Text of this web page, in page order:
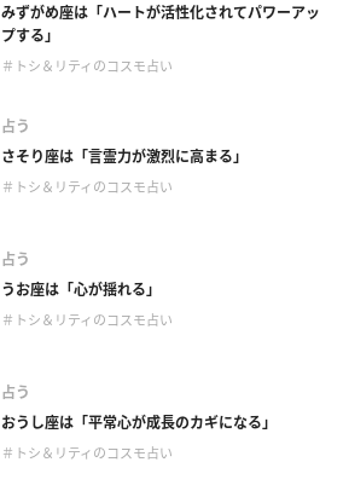
みずがめ座は「ハートが活性化されてパワーアッ
プする」
＃トシ＆リティのコスモ占い
占う
さそり座は「言霊力が激烈に高まる」
＃トシ＆リティのコスモ占い
占う
うお座は「心が揺れる」
＃トシ＆リティのコスモ占い
占う
おうし座は「平常心が成長のカギになる」
＃トシ＆リティのコスモ占い